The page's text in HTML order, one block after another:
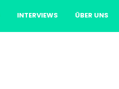
INTERVIEWS ÜBER UNS